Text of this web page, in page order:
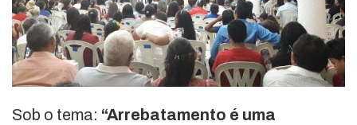
Sob o tema: “Arrebatamento é uma